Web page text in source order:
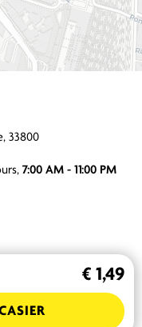
33800
7:00 AM - 11:00 PM
€ 1,49